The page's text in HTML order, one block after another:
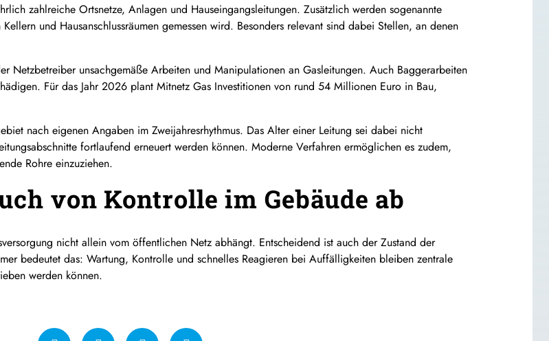
zahlreiche Ortsnetze, Anlagen und Hauseingangsleitungen. Zusätzlich werden sogenannte
und Hausanschlussräumen gemessen wird. Besonders relevant sind dabei Stellen, an denen
Netzbetreiber unsachgemäße Arbeiten und Manipulationen an Gasleitungen. Auch Baggerarbeiten
Für das Jahr 2026 plant Mitnetz Gas Investitionen von rund 54 Millionen Euro in Bau,
nach eigenen Angaben im Zweijahresrhythmus. Das Alter einer Leitung sei dabei nicht
fortlaufend erneuert werden können. Moderne Verfahren ermöglichen es zudem,
Rohre einzuziehen.
von Kontrolle im Gebäude ab
nicht allein vom öffentlichen Netz abhängt. Entscheidend ist auch der Zustand der
bedeutet das: Wartung, Kontrolle und schnelles Reagieren bei Auffälligkeiten bleiben zentrale
werden können.